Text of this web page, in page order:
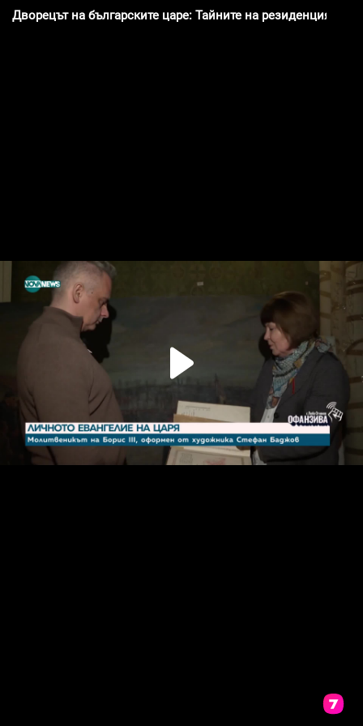
Дворецът на българските царе: Тайните на резиденцията